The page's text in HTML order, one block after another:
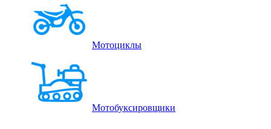
Мотоциклы
Мотобуксировщики